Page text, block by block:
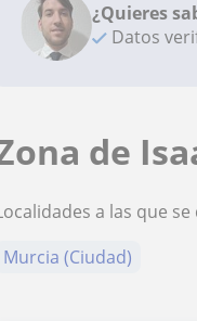
¿Quieres
Datos
de
a las que
Murcia (Ciudad)